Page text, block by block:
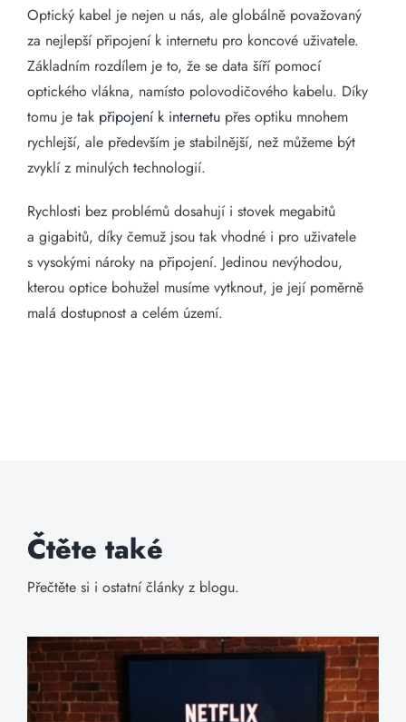
Optický kabel je nejen u nás, ale globálně považovaný
za nejlepší připojení k internetu pro koncové uživatele.
Základním rozdílem je to, že se data šíří pomocí
optického vlákna, namísto polovodičového kabelu. Díky
tomu je tak připojení k internetu přes optiku mnohem
rychlejší, ale především je stabilnější, než můžeme být
zvyklí z minulých technologií.
Rychlosti bez problémů dosahují i stovek megabitů
a gigabitů, díky čemuž jsou tak vhodné i pro uživatele
s vysokými nároky na připojení. Jedinou nevýhodou,
kterou optice bohužel musíme vytknout, je její poměrně
malá dostupnost a celém území.
Čtěte také
Přečtěte si i ostatní články z blogu.